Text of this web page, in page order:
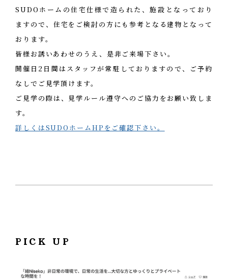
SUDOホームの住宅仕様で造られた、施設となっており
ますので、住宅をご検討の方にも参考となる建物となって
おります。
皆様お誘いあわせのうえ、是非ご来場下さい。
開催日2日間はスタッフが常駐しておりますので、ご予約
なしでご見学頂けます。
ご見学の際は、見学ルール遵守へのご協力をお願い致しま
す。
詳しくはSUDOホームHPをご確認下さい。
PICK UP